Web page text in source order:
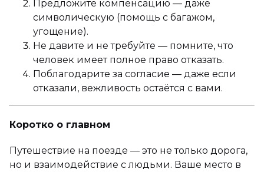
Предложите компенсацию — даже
символическую (помощь с багажом,
угощение).
Не давите и не требуйте — помните, что
человек имеет полное право отказать.
Поблагодарите за согласие — даже если
отказали, вежливость остаётся с вами.
Коротко о главном
Путешествие на поезде — это не только дорога,
но и взаимодействие с людьми. Ваше место в